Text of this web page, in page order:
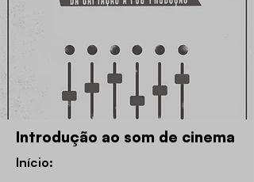
Introdução ao som de cinema
Início: